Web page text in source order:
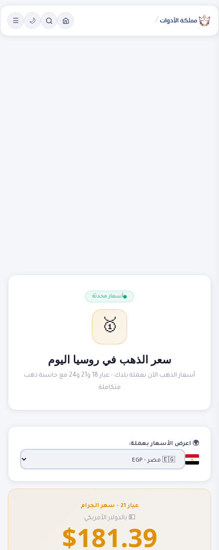
/
🌙
☰
أسعار محدثة
🥇
سعر الذهب في روسيا اليوم
أسعار الذهب الآن بعملة بلدك - عيار 18 و21 و24 مع حاسبة ذهب
متكاملة
🌍 اعرض الأسعار بعملة:
عيار 21 - سعر الجرام
💵 بالدولار الأمريكي
$181.39